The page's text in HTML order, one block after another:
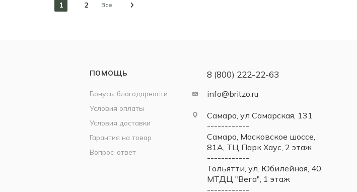
1 2 Все
ПОМОЩЬ
Бонусы благодарности
Условия оплаты
Условия доставки
Гарантия на товар
Вопрос-ответ
8 (800) 222-22-63
info@britzo.ru
Самара, ул Самарская, 131
------------
Самара, Московское шоссе,
81А, ТЦ Парк Хаус, 2 этаж
------------
Тольятти, ул. Юбилейная, 40,
МТДЦ "Вега", 1 этаж
------------